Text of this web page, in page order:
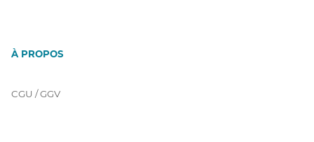
À PROPOS
CGU / GGV